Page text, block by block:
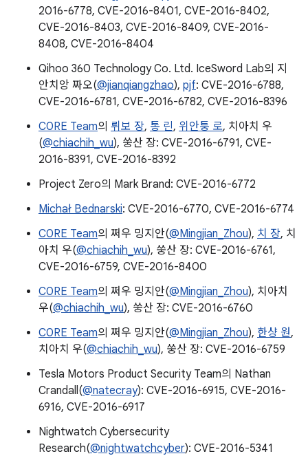
2016-6778, CVE-2016-8401, CVE-2016-8402,
CVE-2016-8403, CVE-2016-8409, CVE-2016-
8408, CVE-2016-8404
Qihoo 360 Technology Co. Ltd. IceSword Lab의 지
안치앙 짜오(@jianqiangzhao), pjf: CVE-2016-6788,
CVE-2016-6781, CVE-2016-6782, CVE-2016-8396
C0RE Team의 뤼보 장, 통 린, 위안퉁 로, 치아치 우
(@chiachih_wu), 쑹산 장: CVE-2016-6791, CVE-
2016-8391, CVE-2016-8392
Project Zero의 Mark Brand: CVE-2016-6772
Michał Bednarski: CVE-2016-6770, CVE-2016-6774
C0RE Team의 쩌우 밍지안(@Mingjian_Zhou), 치 장, 치
아치 우(@chiachih_wu), 쑹산 장: CVE-2016-6761,
CVE-2016-6759, CVE-2016-8400
C0RE Team의 쩌우 밍지안(@Mingjian_Zhou), 치아치
우(@chiachih_wu), 쑹산 장: CVE-2016-6760
C0RE Team의 쩌우 밍지안(@Mingjian_Zhou), 한샹 원,
치아치 우(@chiachih_wu), 쑹산 장: CVE-2016-6759
Tesla Motors Product Security Team의 Nathan
Crandall(@natecray): CVE-2016-6915, CVE-2016-
6916, CVE-2016-6917
Nightwatch Cybersecurity
Research(@nightwatchcyber): CVE-2016-5341